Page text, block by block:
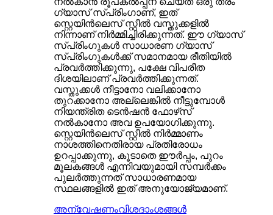
ഗ്യാസ് സ്പ്രിംഗാണ്, ഇത്
സ്റ്റെയിൻലെസ് സ്റ്റീൽ വസ്തുക്കളിൽ
നിന്നാണ് നിർമ്മിച്ചിരിക്കുന്നത്. ഈ ഗ്യാസ്
സ്പ്രിംഗുകൾ സാധാരണ ഗ്യാസ്
സ്പ്രിംഗുകൾക്ക് സമാനമായ രീതിയിൽ
പ്രവർത്തിക്കുന്നു, പക്ഷേ വിപരീത
ദിശയിലാണ് പ്രവർത്തിക്കുന്നത്.
വസ്തുക്കൾ നീട്ടാനോ വലിക്കാനോ
തുറക്കാനോ അല്ലെങ്കിൽ നീട്ടുമ്പോൾ
നിയന്ത്രിത ടെൻഷൻ ഫോഴ്‌സ്
നൽകാനോ അവ ഉപയോഗിക്കുന്നു.
സ്റ്റെയിൻലെസ് സ്റ്റീൽ നിർമ്മാണം
നാശത്തിനെതിരായ പ്രതിരോധം
ഉറപ്പാക്കുന്നു, കൂടാതെ ഈർപ്പം, പുറം
മൂലകങ്ങൾ എന്നിവയുമായി സമ്പർക്കം
പുലർത്തുന്നത് സാധാരണമായ
സ്ഥലങ്ങളിൽ ഇത് അനുയോജ്യമാണ്.
അന്വേഷണംവിശദാംശങ്ങൾ